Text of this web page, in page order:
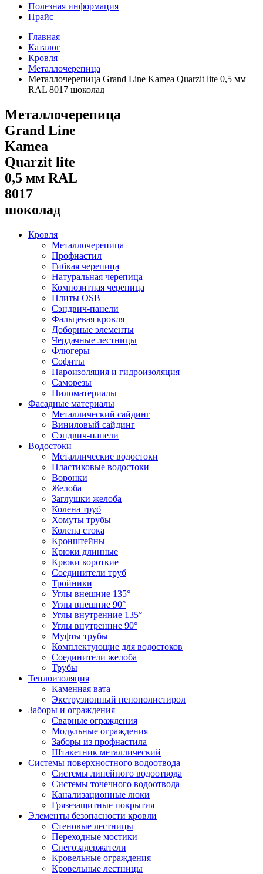
Полезная информация
Прайс
Главная
Каталог
Кровля
Металлочерепица
Металлочерепица Grand Line Kamea Quarzit lite 0,5 мм
RAL 8017 шоколад
Металлочерепица
Grand Line
Kamea
Quarzit lite
0,5 мм RAL
8017
шоколад
Кровля
Металлочерепица
Профнастил
Гибкая черепица
Натуральная черепица
Композитная черепица
Плиты OSB
Сэндвич-панели
Фальцевая кровля
Доборные элементы
Чердачные лестницы
Флюгеры
Софиты
Пароизоляция и гидроизоляция
Саморезы
Пиломатериалы
Фасадные материалы
Металлический сайдинг
Виниловый сайдинг
Сэндвич-панели
Водостоки
Металлические водостоки
Пластиковые водостоки
Воронки
Желоба
Заглушки желоба
Колена труб
Хомуты трубы
Колена стока
Кронштейны
Крюки длинные
Крюки короткие
Соединители труб
Тройники
Углы внешние 135°
Углы внешние 90°
Углы внутренние 135°
Углы внутренние 90°
Муфты трубы
Комплектующие для водостоков
Соединители желоба
Трубы
Теплоизоляция
Каменная вата
Экструзионный пенополистирол
Заборы и ограждения
Сварные ограждения
Модульные ограждения
Заборы из профнастила
Штакетник металлический
Системы поверхностного водоотвода
Системы линейного водоотвода
Системы точечного водоотвода
Канализационные люки
Грязезащитные покрытия
Элементы безопасности кровли
Стеновые лестницы
Переходные мостики
Снегозадержатели
Кровельные ограждения
Кровельные лестницы